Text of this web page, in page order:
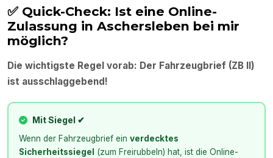
✅ Quick-Check: Ist eine Online-
Zulassung in Aschersleben bei mir
möglich?
Die wichtigste Regel vorab: Der Fahrzeugbrief (ZB II)
ist ausschlaggebend!
Mit Siegel ✔
Wenn der Fahrzeugbrief einverdecktes
Sicherheitssiegel
(zum Freirubbeln) hat, ist die Online-